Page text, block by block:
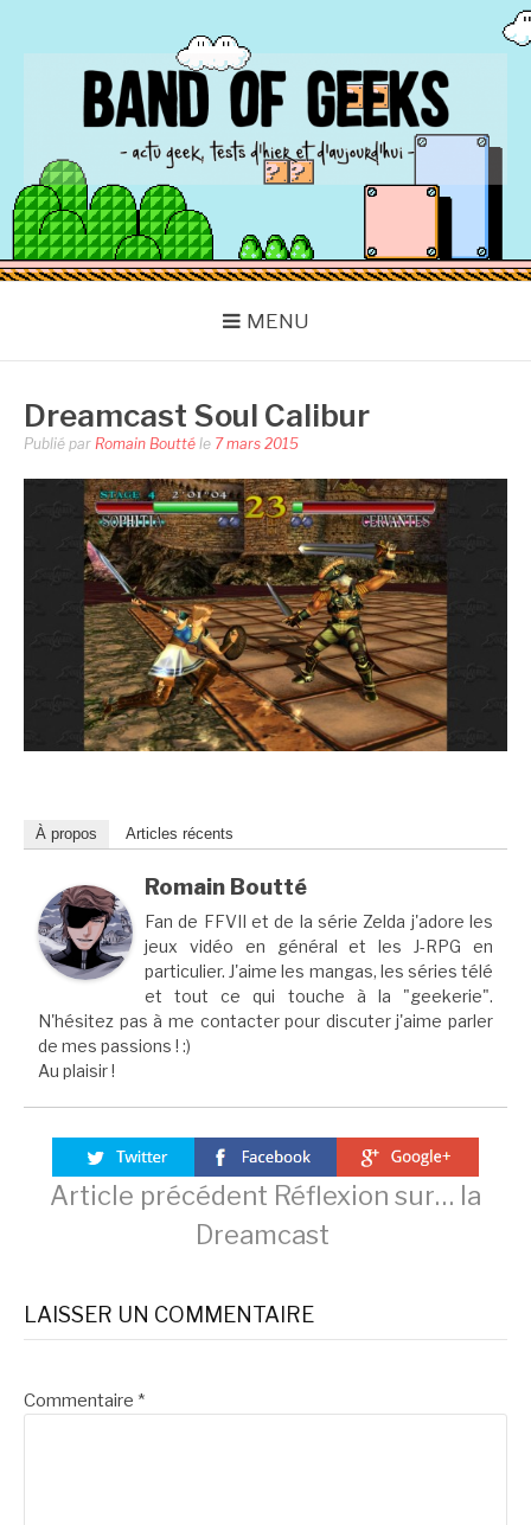
BAND OF GEEKS
Actu Geek d'hier et d'aujourd'hui
MENU
Dreamcast Soul Calibur
Publié par Romain Boutté le 7 mars 2015
À propos Articles récents
Romain Boutté
Fan de FFVII et de la série Zelda j'adore les
jeux vidéo en général et les J-RPG en
particulier. J'aime les mangas, les séries télé
et tout ce qui touche à la "geekerie".
N'hésitez pas à me contacter pour discuter j'aime parler
de mes passions ! :)
Au plaisir !
Lire
la
suite
Article précédent Réflexion sur… la
Dreamcast
LAISSER UN COMMENTAIRE
Commentaire *